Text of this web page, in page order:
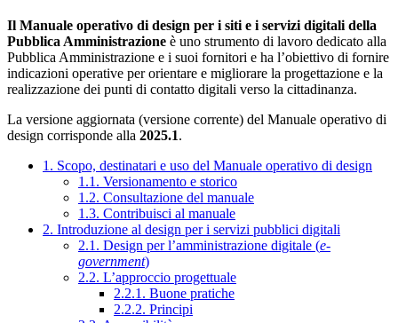
Il Manuale operativo di design per i siti e i servizi digitali della
Pubblica Amministrazione è uno strumento di lavoro dedicato alla
Pubblica Amministrazione e i suoi fornitori e ha l’obiettivo di fornire
indicazioni operative per orientare e migliorare la progettazione e la
realizzazione dei punti di contatto digitali verso la cittadinanza.
La versione aggiornata (versione corrente) del Manuale operativo di
design corrisponde alla 2025.1.
1. Scopo, destinatari e uso del Manuale operativo di design
1.1. Versionamento e storico
1.2. Consultazione del manuale
1.3. Contribuisci al manuale
2. Introduzione al design per i servizi pubblici digitali
2.1. Design per l’amministrazione digitale (e-
government)
2.2. L’approccio progettuale
2.2.1. Buone pratiche
2.2.2. Principi